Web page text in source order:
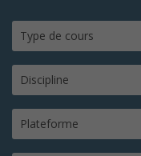
Type de cours
Discipline
Plateforme